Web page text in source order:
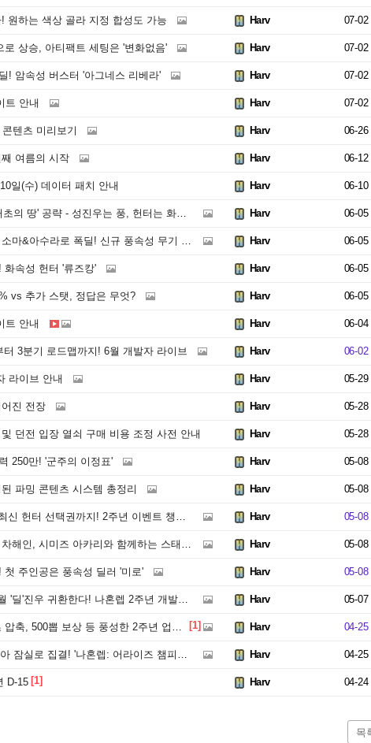
원하는 색상 골라 지정 합성도 가능 Harv 07-02
로 상승, 아티팩트 세팅은 '변화없음' Harv 07-02
! 암속성 버스터 '아그네스 리베라' Harv 07-02
트 안내 Harv 07-02
텐츠 미리보기 Harv 06-26
여름의 시작 Harv 06-12
일(수) 데이터 패치 안내 Harv 06-10
의 땅' 공략 - 성진우는 풍, 헌터는 화+암 Harv 06-05
마&아수라로 폭딜! 신규 풍속성 무기 2종 Harv 06-05
화속성 헌터 '류즈캉' Harv 06-05
vs 추가 스탯, 정답은 무엇? Harv 06-05
트 안내 Harv 06-04
3분기 로드맵까지! 6월 개발자 라이브 Harv 06-02
라이브 안내 Harv 05-29
진 전장 Harv 05-28
던전 입장 열쇠 구매 비용 조정 사전 안내 Harv 05-28
250만! '군주의 이정표' Harv 05-08
파밍 콘텐츠 시스템 총정리 Harv 05-08
헌터 선택권까지! 2주년 이벤트 챙기자 Harv 05-08
해인, 시미즈 아카리와 함께하는 스태커! Harv 05-08
첫 주인공은 풍속성 딜러 '미로' Harv 05-08
'진우 귀환한다! 나혼렙 2주년 개발자 라이브 Harv 05-07
, 500뽑 보상 등 풍성한 2주년 업데이트 예고 [1] Harv 04-25
로 집결! '나혼렙: 어라이즈 챔피언십 2026' 현장 Harv 04-25
D-15 [1] Harv 04-24
목